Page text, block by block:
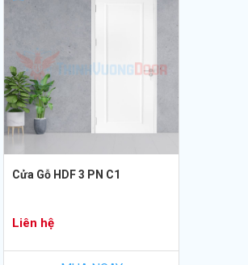
Cửa Gỗ HDF 3 PN C1
Liên hệ